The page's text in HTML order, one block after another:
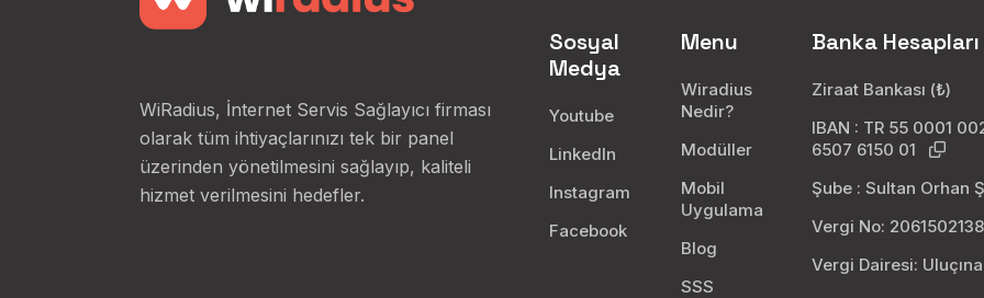
WiRadius, İnternet Servis Sağlayıcı firması
olarak tüm ihtiyaçlarınızı tek bir panel
üzerinden yönetilmesini sağlayıp, kaliteli
hizmet verilmesini hedefler.
Sosyal
Medya
Youtube
LinkedIn
Instagram
Facebook
Menu
Wiradius
Nedir?
Modüller
Mobil
Uygulama
Blog
SSS
Banka Hesapları
Ziraat Bankası (₺)
IBAN : TR 55 0001
6507 6150 01
Şube : Sultan Orhan
Vergi No: 2061502138
Vergi Dairesi: